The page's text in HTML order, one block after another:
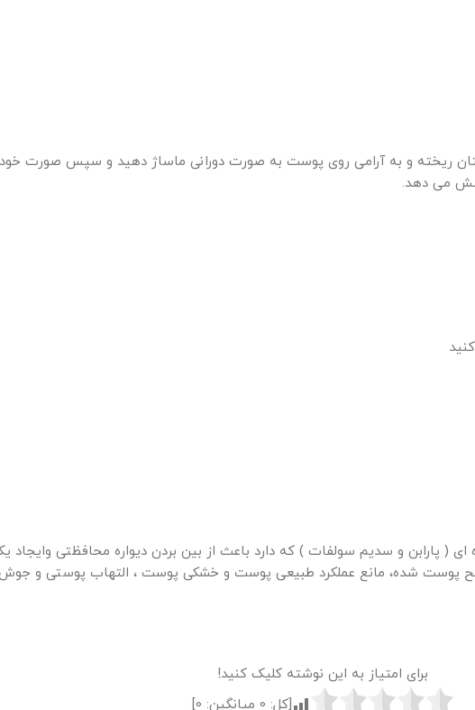
ریخته و به آرامی روی پوست به صورت دورانی ماساژ دهید و سپس صورت خود
می دهد.
( پارابن و سدیم سولفات ) که دارد باعث از بین بردن دیواره محافظتی
پوست شده، مانع عملکرد طبیعی پوست و خشکی پوست ، التهاب پوستی و
برای امتیاز به این نوشته کلیک کنید!
[کل: 0 میانگین: 0
]